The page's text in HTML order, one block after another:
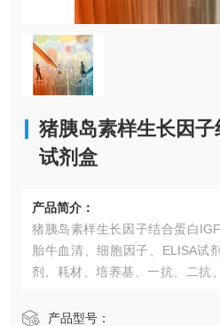
猪胰岛素样生长因
试剂盒
产品简介：
猪胰岛素样生长因子结合蛋白
胎牛血清、细胞因子、ELISA试
剂、耗材、培养基、一抗、二抗
及供应体系以及高效稳定的纯化
产品型号：